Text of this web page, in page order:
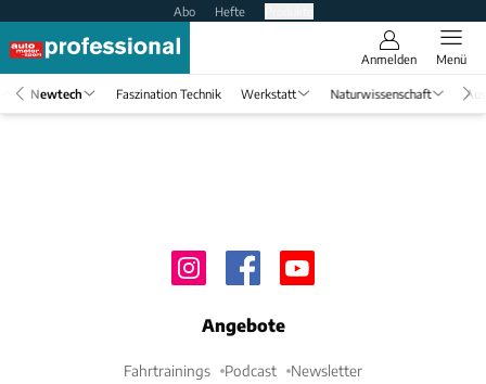
Abo Hefte
Anmelden Menü
Newtech Faszination Technik Werkstatt Naturwissenschaft
Angebote
Fahrtrainings Podcast Newsletter